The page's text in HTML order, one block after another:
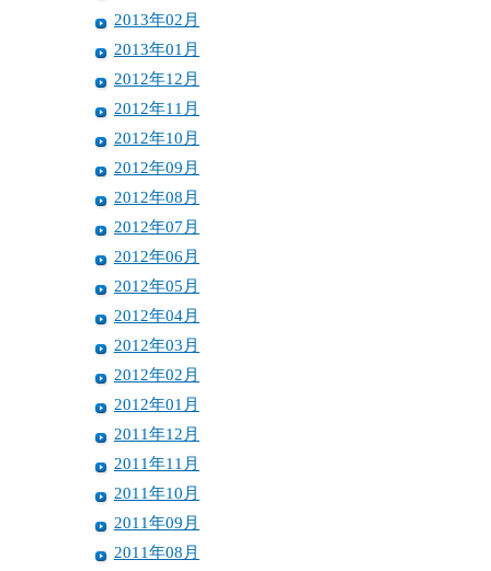
2013年02月
2013年01月
2012年12月
2012年11月
2012年10月
2012年09月
2012年08月
2012年07月
2012年06月
2012年05月
2012年04月
2012年03月
2012年02月
2012年01月
2011年12月
2011年11月
2011年10月
2011年09月
2011年08月